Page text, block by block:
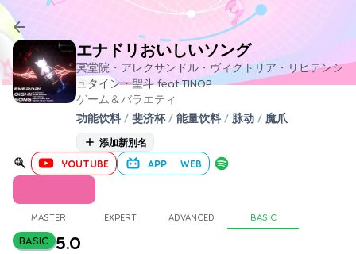
エナドリおいしいソング
冥堂院・アレクサンドル・ヴィクトリア・リヒテンシ
ュタイン・聖斗 feat.TINOP
ゲーム＆バラエティ
功能饮料 / 斐济杯 / 能量饮料 / 脉动 / 魔爪
添加新別名
YOUTUBE APP WEB
MASTER EXPERT ADVANCED BASIC
BASIC 5.0